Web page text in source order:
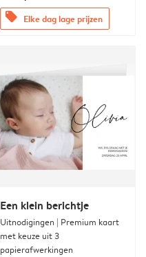
offers Elke dag lage prijzen
Een klein berichtje
Uitnodigingen | Premium kaart
met keuze uit 3
papierafwerkingen